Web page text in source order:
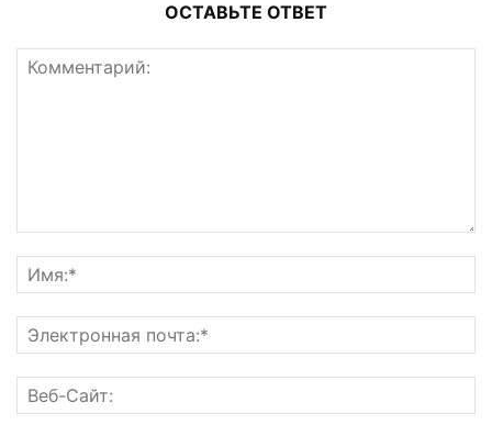
ОСТАВЬТЕ ОТВЕТ